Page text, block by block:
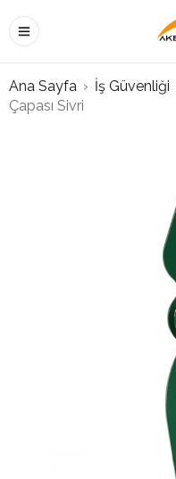
Ana Sayfa › İş Güvenliği
Çapası Sivri